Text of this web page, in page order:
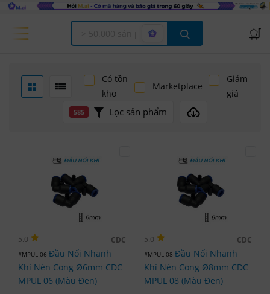
Offcanvas Menu Open
Có tồn
kho
Marketplace
Giảm
giá
585 Lọc sản phẩm
5.0 CDC
#MPUL-06 Đầu Nối Nhanh
Khí Nén Cong Ø6mm CDC
MPUL 06 (Màu Đen)
5.0 CDC
#MPUL-08 Đầu Nối Nhanh
Khí Nén Cong Ø8mm CDC
MPUL 08 (Màu Đen)